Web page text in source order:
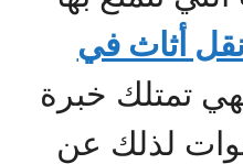
أثاث في
تمتلك خبرة
من 10 سنوات لذلك عن